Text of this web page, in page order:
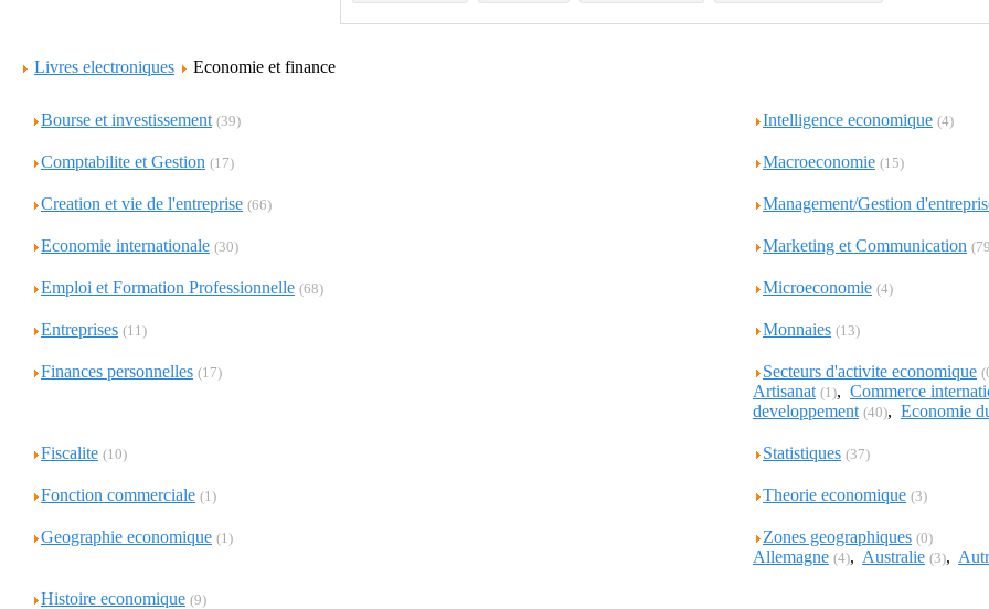
Livres electroniques Economie et finance
Bourse et investissement (39) Intelligence economique (4)
Comptabilite et Gestion (17) Macroeconomie (15)
Creation et vie de l'entreprise (66) Management/Gestion
Economie internationale (30) Marketing et Communication
Emploi et Formation Professionnelle (68) Microeconomie (4)
Entreprises (11) Monnaies (13)
Finances personnelles (17) Secteurs d'activite economique
Artisanat (1), Commerce
developpement (40), Economie
Fiscalite (10) Statistiques (37)
Fonction commerciale (1) Theorie economique (3)
Geographie economique (1) Zones geographiques (0)
Allemagne (4), Australie (3),
Histoire economique (9)